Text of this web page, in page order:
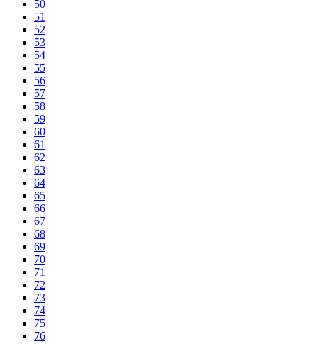
50
51
52
53
54
55
56
57
58
59
60
61
62
63
64
65
66
67
68
69
70
71
72
73
74
75
76